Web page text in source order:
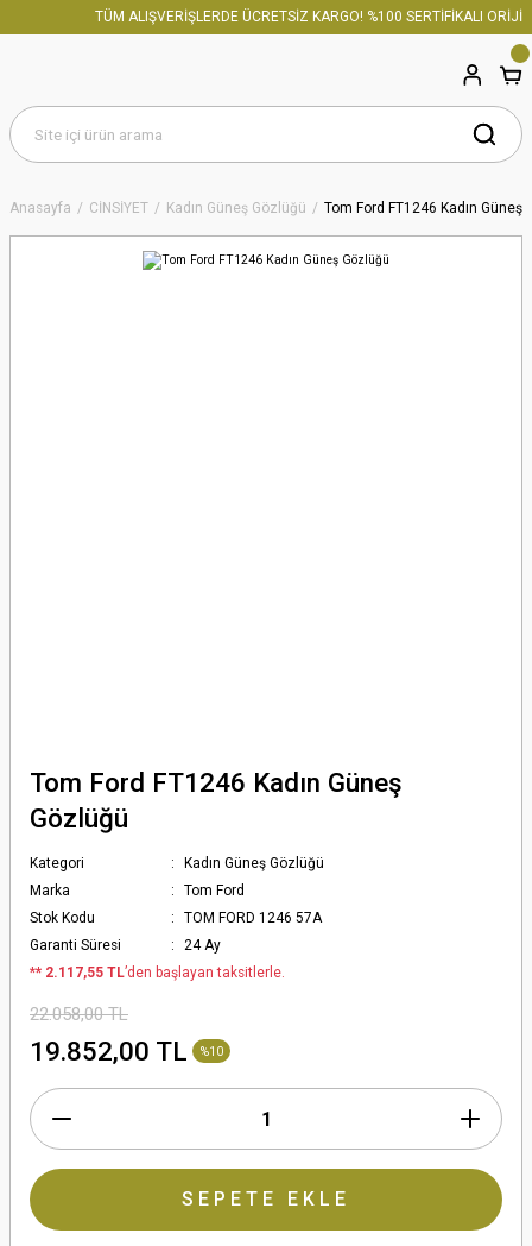
TÜM ALIŞVERİŞLERDE ÜCRETSİZ KARGO! %100 SERTİFİKALI
Anasayfa CİNSİYET Kadın Güneş Gözlüğü Tom Ford FT1246 Kadın Güneş
Tom Ford FT1246 Kadın Güneş
Gözlüğü
Kategori
Kadın Güneş Gözlüğü
Marka
Tom Ford
Stok Kodu
TOM FORD 1246 57A
Garanti Süresi
24 Ay
** 2.117,55 TL’den başlayan taksitlerle.
22.058,00 TL
19.852,00 TL %10
SEPETE EKLE